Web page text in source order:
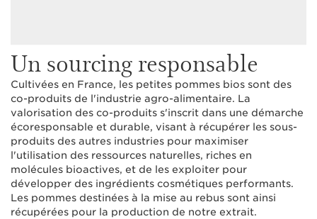
Un sourcing responsable
Cultivées en France, les petites pommes bios sont des
co-produits de l'industrie agro-alimentaire. La
valorisation des co-produits s'inscrit dans une démarche
écoresponsable et durable, visant à récupérer les sous-
produits des autres industries pour maximiser
l'utilisation des ressources naturelles, riches en
molécules bioactives, et de les exploiter pour
développer des ingrédients cosmétiques performants.
Les pommes destinées à la mise au rebus sont ainsi
récupérées pour la production de notre extrait.